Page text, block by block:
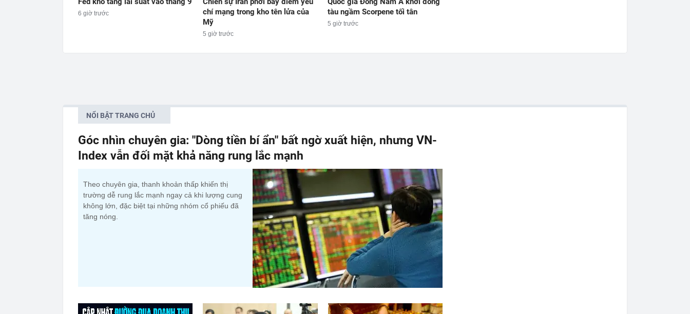
6 giờ trước
chí mạng trong kho tên lửa của
Mỹ
5 giờ trước
tàu ngầm Scorpene tối tân
5 giờ trước
NỔI BẬT TRANG CHỦ
Góc nhìn chuyên gia: "Dòng tiền bí ẩn" bất ngờ xuất hiện, nhưng VN-
Index vẫn đối mặt khả năng rung lắc mạnh
Theo chuyên gia, thanh khoản thấp khiến thị
trường dễ rung lắc mạnh ngay cả khi lượng cung
không lớn, đặc biệt tại những nhóm cổ phiếu đã
tăng nóng.